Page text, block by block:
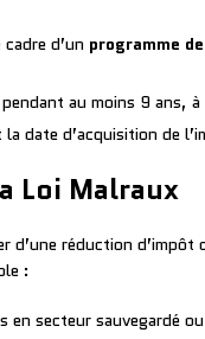
d’un programme
au moins 9 ans,
la date d’acquisition de
Loi Malraux
d’une réduction
:
secteur sauvegardé